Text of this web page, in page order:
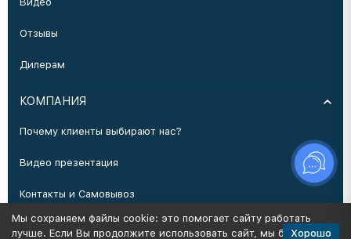
Отзывы
Дилерам
КОМПАНИЯ
Почему клиенты выбирают нас?
Видео презентация
Контакты и Самовывоз
Производство
Мы сохраняем файлы cookie: это помогает сайту работать
лучше. Если Вы продолжите использовать сайт, мы будемХорошо